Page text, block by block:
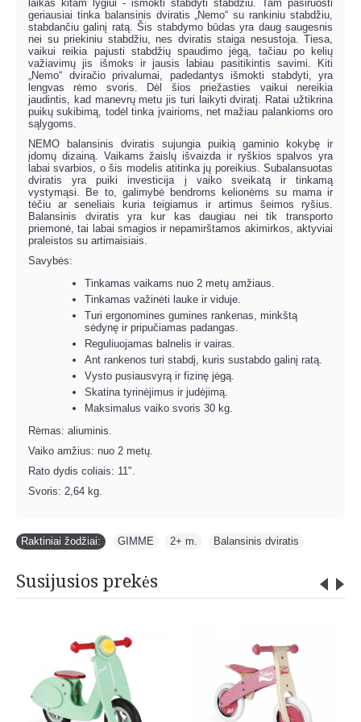
laikas kitam lygiui - išmokti stabdyti stabdžiu. Tam pasiruošti
geriausiai tinka balansinis dviratis „Nemo“ su rankiniu stabdžiu,
stabdančiu galinį ratą. Šis stabdymo būdas yra daug saugesnis
nei su priekiniu stabdžiu, nes dviratis staiga nesustoja. Tiesa,
vaikui reikia pajusti stabdžių spaudimo jėgą, tačiau po kelių
važiavimų jis išmoks ir jausis labiau pasitikintis savimi. Kiti
„Nemo“ dviračio privalumai, padedantys išmokti stabdyti, yra
lengvas rėmo svoris. Dėl šios priežasties vaikui nereikia
jaudintis, kad manevrų metu jis turi laikyti dviratį. Ratai užtikrina
puikų sukibimą, todėl tinka įvairioms, net mažiau palankioms oro
sąlygoms.
NEMO balansinis dviratis sujungia puikią gaminio kokybę ir
įdomų dizainą. Vaikams žaislų išvaizda ir ryškios spalvos yra
labai svarbios, o šis modelis atitinka jų poreikius. Subalansuotas
dviratis yra puiki investicija į vaiko sveikatą ir tinkamą
vystymąsi. Be to, galimybė bendroms kelionėms su mama ir
tėčiu ar seneliais kuria teigiamus ir artimus šeimos ryšius.
Balansinis dviratis yra kur kas daugiau nei tik transporto
priemonė, tai labai smagios ir nepamirštamos akimirkos, aktyviai
praleistos su artimaisiais.
Savybės:
Tinkamas vaikams nuo 2 metų amžiaus.
Tinkamas važinėti lauke ir viduje.
Turi ergonomines gumines rankenas, minkštą
sėdynę ir pripučiamas padangas.
Reguliuojamas balnelis ir vairas.
Ant rankenos turi stabdį, kuris sustabdo galinį ratą.
Vysto pusiausvyrą ir fizinę jėgą.
Skatina tyrinėjimus ir judėjimą.
Maksimalus vaiko svoris 30 kg.
Rėmas: aliuminis.
Vaiko amžius: nuo 2 metų.
Rato dydis coliais: 11".
Svoris: 2,64 kg.
Raktiniai žodžiai: GIMME 2+ m. Balansinis dviratis
Susijusios prekės